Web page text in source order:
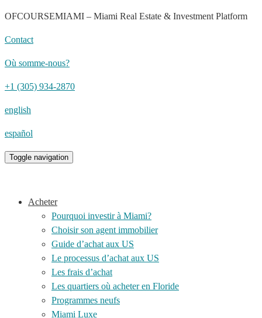
OFCOURSEMIAMI – Miami Real Estate & Investment Platform
Contact
Où somme-nous?
+1 (305) 934-2870
english
español
Toggle navigation
Acheter
Pourquoi investir à Miami?
Choisir son agent immobilier
Guide d’achat aux US
Le processus d’achat aux US
Les frais d’achat
Les quartiers où acheter en Floride
Programmes neufs
Miami Luxe